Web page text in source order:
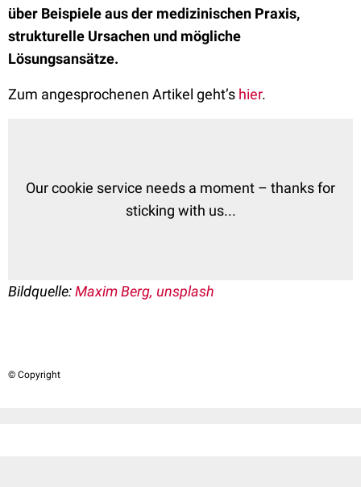
über Beispiele aus der medizinischen Praxis,
strukturelle Ursachen und mögliche
Lösungsansätze.
Zum angesprochenen Artikel geht’s hier.
Our cookie service needs a moment – thanks for
sticking with us...
Bildquelle:Maxim Berg, unsplash
© Copyright